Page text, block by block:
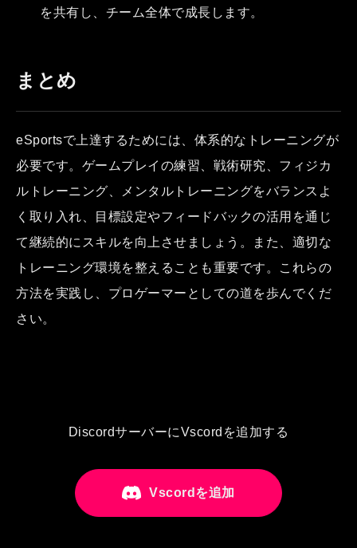
を共有し、チーム全体で成長します。
まとめ
eSportsで上達するためには、体系的なトレーニングが
必要です。ゲームプレイの練習、戦術研究、フィジカ
ルトレーニング、メンタルトレーニングをバランスよ
く取り入れ、目標設定やフィードバックの活用を通じ
て継続的にスキルを向上させましょう。また、適切な
トレーニング環境を整えることも重要です。これらの
方法を実践し、プロゲーマーとしての道を歩んでくだ
さい。
DiscordサーバーにVscordを追加する
Vscordを追加